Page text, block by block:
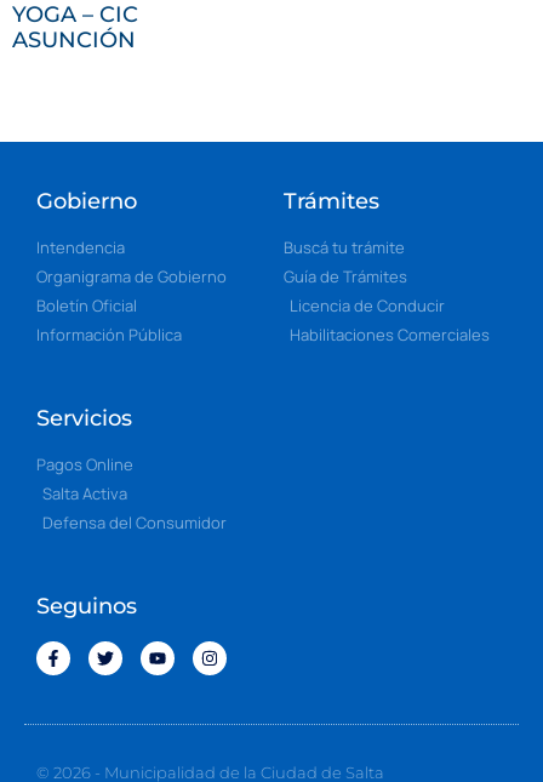
YOGA – CIC
ASUNCIÓN
Gobierno
Intendencia
Organigrama de Gobierno
Boletín Oficial
Información Pública
Trámites
Buscá tu trámite
Guía de Trámites
Licencia de Conducir
Habilitaciones Comerciales
Servicios
Pagos Online
Salta Activa
Defensa del Consumidor
Seguinos
© 2026 - Municipalidad de la Ciudad de Salta